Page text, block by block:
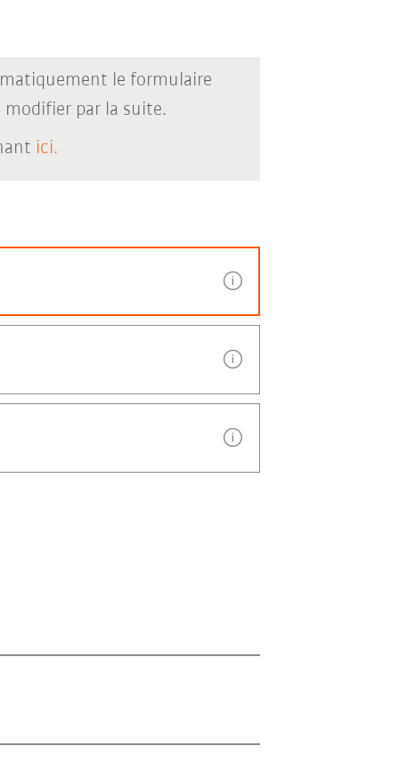
le formulaire
modifier par la suite.
ici.